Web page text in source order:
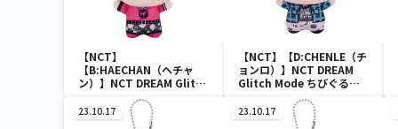
【NCT】
【B:HAECHAN（ヘチャ
ン）】NCT DREAM Glitch
Mode ちびぐるみvol.1
【NCT】【D:CHENLE（チ
ョンロ）】NCT DREAM
Glitch Mode ちびぐるみ
23.10.17 23.10.17